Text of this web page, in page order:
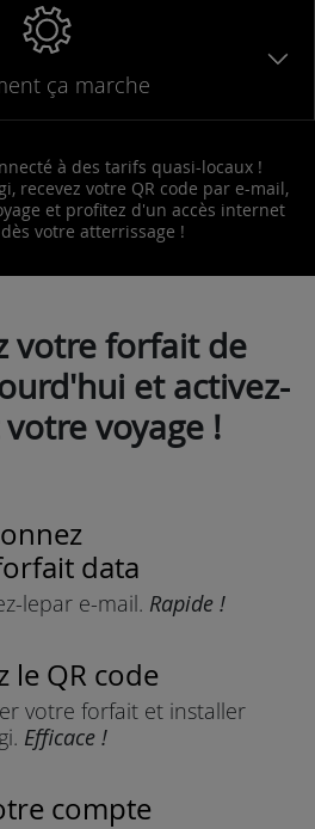
ça marche
à des tarifs quasi-locaux !
recevez votre QR code par e-mail,
et profitez d'un accès internet
votre atterrissage !
votre forfait de
et activez-
voyage !
data
lepar e-mail. Rapide !
le QR code
votre forfaitet installer
Efficace !
compte